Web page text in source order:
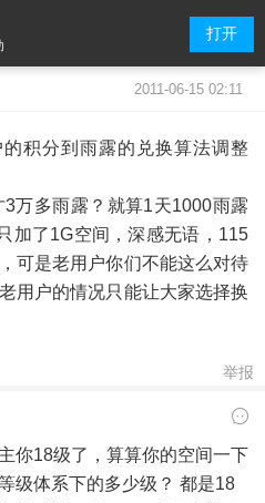
打开
2011-06-15 02:11
积分到雨露的兑换算法调整
万多雨露？就算1天1000雨露
加了1G空间，深感无语，115
可是老用户你们不能这么对待
用户的情况只能让大家选择换
举报
你18级了，算算你的空间一下
级体系下的多少级？ 都是18